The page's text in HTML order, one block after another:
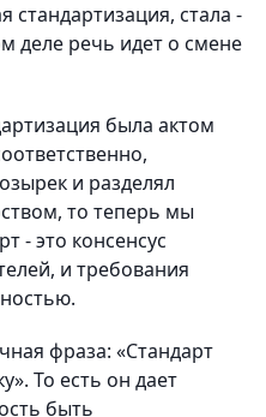
стандартизация, стала -
деле речь идет о смене
была актом
и разделял
то теперь мы
- это консенсус
и требования
фраза: «Стандарт
То есть он дает
быть